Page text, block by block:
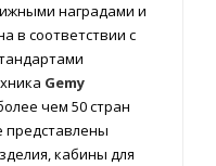
наградами и
в соответствии с
Gemy
чем 50 стран
представлены
кабины для